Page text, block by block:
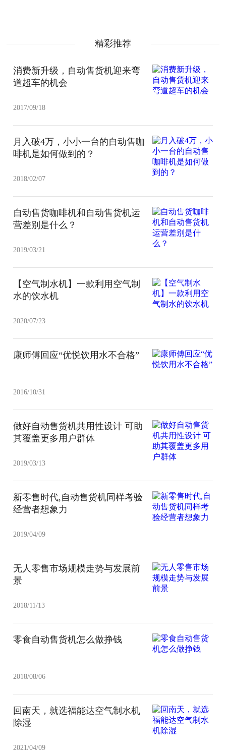
精彩推荐
消费新升级，自动售货机迎来弯
道超车的机会
2017/09/18
月入破4万，小小一台的自动售咖
啡机是如何做到的？
2018/02/07
自动售货咖啡机和自动售货机运
营差别是什么？
2019/03/21
【空气制水机】一款利用空气制
水的饮水机
2020/07/23
康师傅回应“优悦饮用水不合格”
2016/10/31
做好自动售货机共用性设计 可助
其覆盖更多用户群体
2019/03/13
新零售时代,自动售货机同样考验
经营者想象力
2019/04/09
无人零售市场规模走势与发展前
景
2018/11/13
零食自动售货机怎么做挣钱
2018/08/06
回南天，就选福能达空气制水机
除湿
2021/04/09